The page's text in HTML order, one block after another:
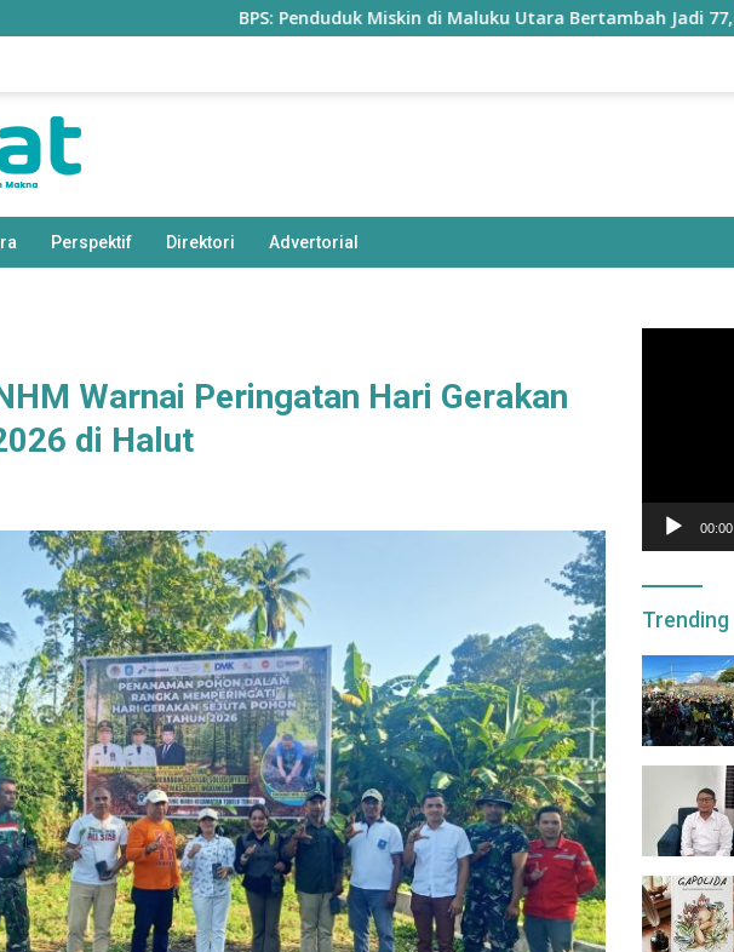
BPS: Penduduk Miskin di Maluku Utara Bertambah Jadi 77,85 Ribu Jiwa
Perspektif Direktori Advertorial
Warnai Peringatan Hari Gerakan
di Halut
00:00
Trending